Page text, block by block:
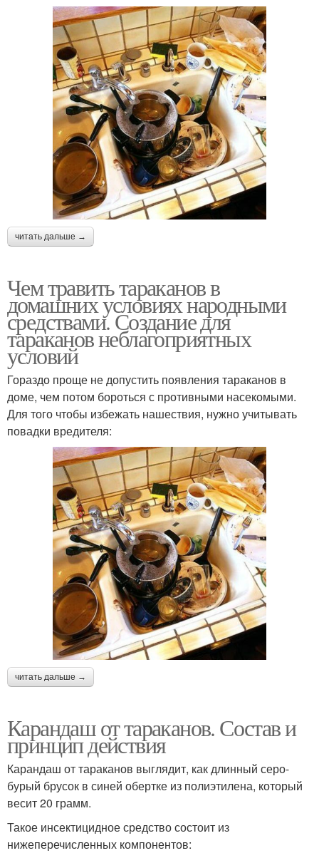
читать дальше →
Чем травить тараканов в
домашних условиях народными
средствами. Создание для
тараканов неблагоприятных
условий
Гораздо проще не допустить появления тараканов в
доме, чем потом бороться с противными насекомыми.
Для того чтобы избежать нашествия, нужно учитывать
повадки вредителя:
читать дальше →
Карандаш от тараканов. Состав и
принцип действия
Карандаш от тараканов выглядит, как длинный серо-
бурый брусок в синей обертке из полиэтилена, который
весит 20 грамм.
Такое инсектицидное средство состоит из
нижеперечисленных компонентов: